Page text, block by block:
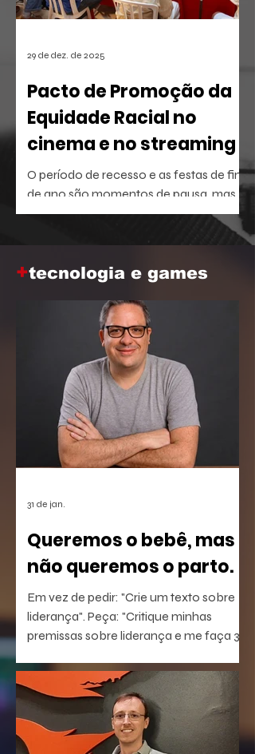
Pacto de Promoção da
Equidade Racial no
cinema e no streaming
O período de recesso e as festas de fim
de ano são momentos de pausa, mas
também oferecem a brecha ideal para
aprofundar o repertório sobre temas
corporativa.
29 de dez. de 2025
+tecnologia e games
Queremos o bebê, mas
não queremos o parto.
Em vez de pedir: "Crie um texto sobre
liderança". Peça: "Critique minhas
premissas sobre liderança e me faça 3
conseguindo responder".
31 de jan.